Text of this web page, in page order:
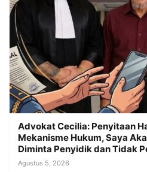
Advokat Cecilia: Penyitaan
Mekanisme Hukum, Saya
Diminta Penyidik dan Tidak
Agustus 5, 2026